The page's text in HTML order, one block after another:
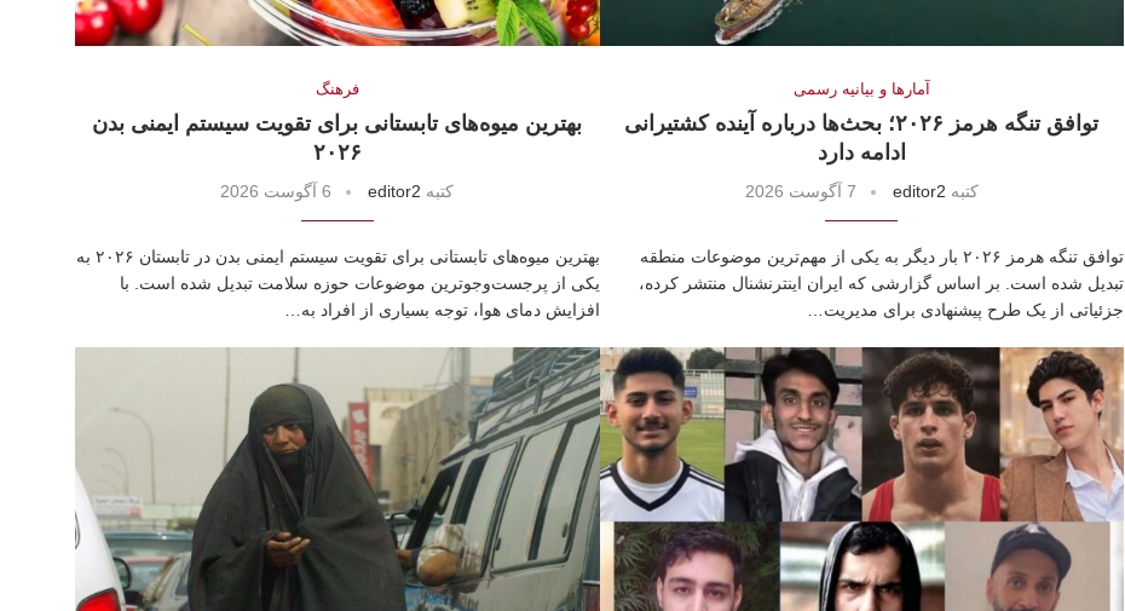
آمارها و بيانيه رسمى
توافق تنگه هرمز ۲۰۲۶؛ بحث‌ها درباره آینده کشتیرانی
ادامه دارد
كتبه editor2 7 آگوست 2026
توافق تنگه هرمز ۲۰۲۶ بار دیگر به یکی از مهم‌ترین موضوعات منطقه
تبدیل شده است. بر اساس گزارشی که ایران اینترنشنال منتشر کرده،
جزئیاتی از یک طرح پیشنهادی برای مدیریت…
فرهنگ
بهترین میوه‌های تابستانی برای تقویت سیستم ایمنی بدن
۲۰۲۶
كتبه editor2 6 آگوست 2026
بهترین میوه‌های تابستانی برای تقویت سیستم ایمنی بدن در تابستان ۲۰۲۶ به
یکی از پرجست‌وجوترین موضوعات حوزه سلامت تبدیل شده است. با
افزایش دمای هوا، توجه بسیاری از افراد به…